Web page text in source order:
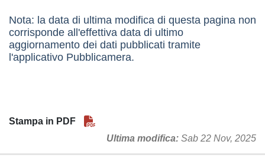
Nota: la data di ultima modifica di questa pagina non
corrisponde all'effettiva data di ultimo
aggiornamento dei dati pubblicati tramite
l'applicativo Pubblicamera.
Stampa in PDF
Ultima modifica Sab 22 Nov, 2025